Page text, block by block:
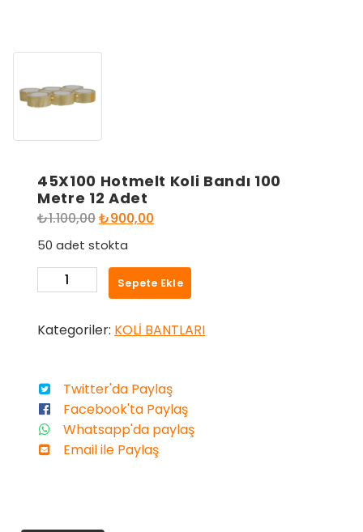
45X100 Hotmelt Koli Bandı 100
Metre 12 Adet
₺1.100,00Orijinal
fiyat:
₺900,00
₺900,00.
50 adet stokta
45X100
Hotmelt
Bandı
12
Adet
adet
Sepete Ekle
Kategoriler: KOLİ BANTLARI
Twitter'da Paylaş
Facebook'ta Paylaş
Whatsapp'da paylaş
Email ile Paylaş